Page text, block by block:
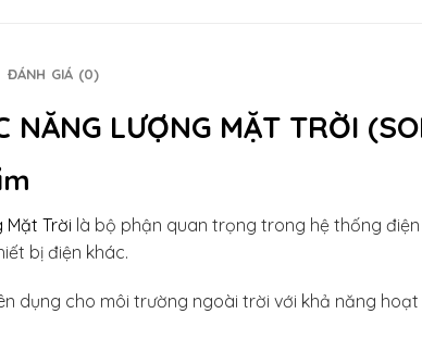
ĐÁNH GIÁ (0)
NĂNG LƯỢNG MẶT TRỜI
Mặt Trời là bộ phận quan trọng trong hệ thống
bị điện khác.
dụng cho môi trường ngoài trời với khả năng